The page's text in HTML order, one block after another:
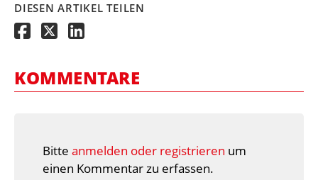
DIESEN ARTIKEL TEILEN
KOMMENTARE
Bitte anmelden oder registrieren um
einen Kommentar zu erfassen.